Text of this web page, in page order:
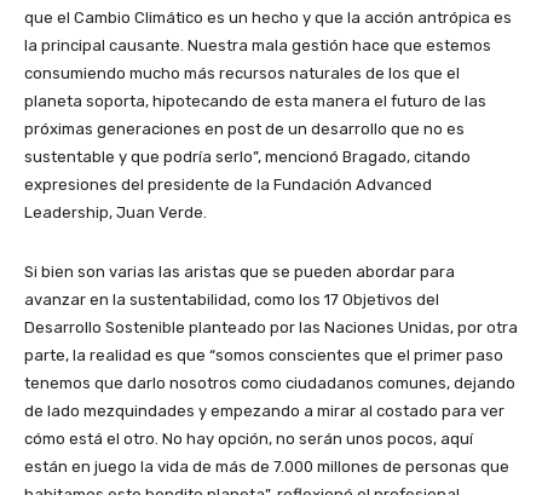
que el Cambio Climático es un hecho y que la acción antrópica es
la principal causante. Nuestra mala gestión hace que estemos
consumiendo mucho más recursos naturales de los que el
planeta soporta, hipotecando de esta manera el futuro de las
próximas generaciones en post de un desarrollo que no es
sustentable y que podría serlo”, mencionó Bragado, citando
expresiones del presidente de la Fundación Advanced
Leadership, Juan Verde.
Si bien son varias las aristas que se pueden abordar para
avanzar en la sustentabilidad, como los 17 Objetivos del
Desarrollo Sostenible planteado por las Naciones Unidas, por otra
parte, la realidad es que “somos conscientes que el primer paso
tenemos que darlo nosotros como ciudadanos comunes, dejando
de lado mezquindades y empezando a mirar al costado para ver
cómo está el otro. No hay opción, no serán unos pocos, aquí
están en juego la vida de más de 7.000 millones de personas que